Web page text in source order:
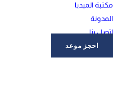
مكتبة الميديا
المدونة
اتصل بنا
احجز موعد